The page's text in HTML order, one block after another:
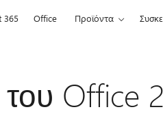
365 Office Προϊόντα
Office